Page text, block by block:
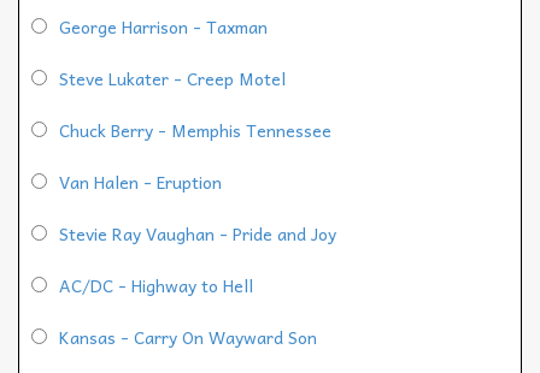
George Harrison - Taxman
Steve Lukater - Creep Motel
Chuck Berry - Memphis Tennessee
Van Halen - Eruption
Stevie Ray Vaughan - Pride and Joy
AC/DC - Highway to Hell
Kansas - Carry On Wayward Son